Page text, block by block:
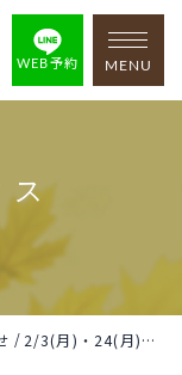
WEB予約 MENU
ス
/ 2/3(月)・24(月)臨時休診です